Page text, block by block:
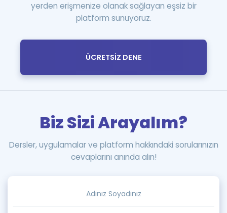
yerden erişmenize olanak sağlayan eşsiz bir
platform sunuyoruz.
ÜCRETSİZ DENE
Biz Sizi Arayalım?
Dersler, uygulamalar ve platform hakkındaki sorularınızın
cevaplarını anında alın!